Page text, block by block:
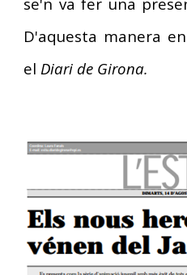
D'aquesta manera
elDiari de Girona.